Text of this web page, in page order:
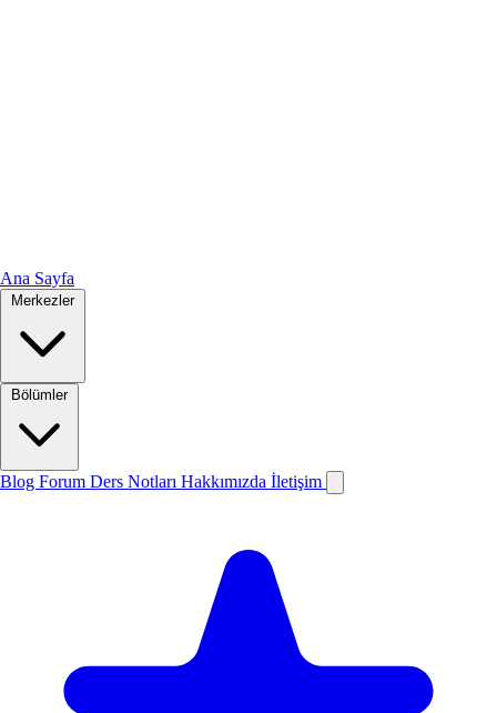
Ana Sayfa
Merkezler
Bölümler
Blog Forum Ders Notları Hakkımızda İletişim